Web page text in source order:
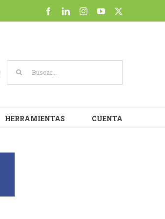
FacebookLinkedInInstagramYouTube
HERRAMIENTAS CUENTA
Cookie settings